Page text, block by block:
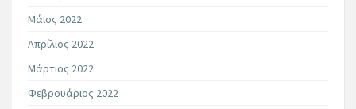
Μάιος 2022
Απρίλιος 2022
Μάρτιος 2022
Φεβρουάριος 2022